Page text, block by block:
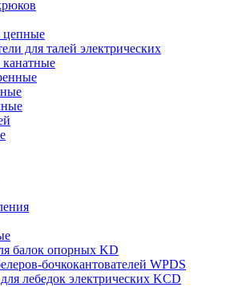
цепные
для талей электрических
канатные
балок опорных KD
бочкокантователей WPDS
лебедок электрических KCD